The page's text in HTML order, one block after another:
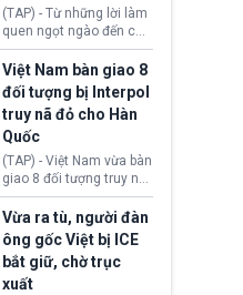
(TAP) - Từ những lời làm
quen ngọt ngào đến các
“sàn vàng ảo”, bất động
sản trực tuyến cùng
đường dây đánh bạc quy
mô lớn, hai tổ chức tội
phạm xuyên quốc gia đã
dựng lên mạng lưới hoạt
động tại Việt Nam và
Lào, lôi kéo hàng nghìn
người tham gia, luân
chuyển dòng tiền qua
nhiều lớp tài khoản. Sau
hơn 2 tuần phối hợp truy
xét, lực lượng chức năng
hai nước đã bắt giữ 171
Việt Nam bàn giao 8
đối tượng bị Interpol
truy nã đỏ cho Hàn
Quốc
(TAP) - Việt Nam vừa bàn
giao 8 đối tượng truy nã
đỏ Interpol cho lực lượng
chức năng Hàn Quốc.
Nhóm này bị xác định
lừa đảo 619 nạn nhân,
chiếm đoạt hơn 17,7 tỷ
KRW.
Vừa ra tù, người đàn
ông gốc Việt bị ICE
bắt giữ, chờ trục
xuất